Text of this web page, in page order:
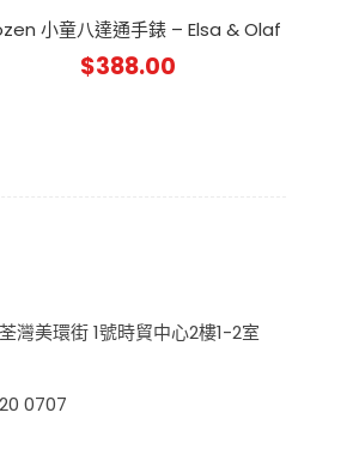
小童八達通手錶 – Elsa & Olaf
$388.00
灣美環街 1號時貿中心2樓1-2室
0707